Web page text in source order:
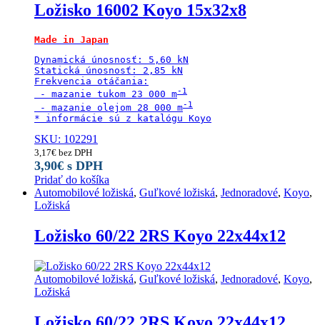
Ložisko 16002 Koyo 15x32x8
Made in Japan
Dynamická únosnosť: 5,60 kN
Statická únosnosť: 2,85 kN
Frekvencia otáčania:
- mazanie tukom 23 000 m
- mazanie olejom 28 000 m
* informácie sú z katalógu Koyo
SKU: 102291
3,17€ bez DPH
3,90€ s DPH
Pridať do košíka
Automobilové ložiská, Guľkové ložiská, Jednoradové, Koyo,
Ložiská
Ložisko 60/22 2RS Koyo 22x44x12
Automobilové ložiská, Guľkové ložiská, Jednoradové, Koyo,
Ložiská